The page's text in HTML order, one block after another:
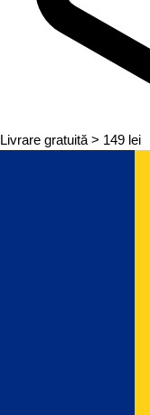
Livrare gratuită > 149 lei